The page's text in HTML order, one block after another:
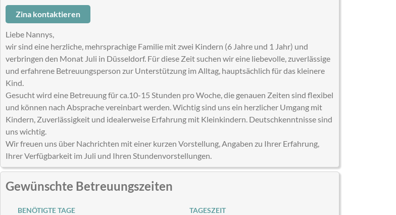
Zina kontaktieren
Liebe Nannys,
wir sind eine herzliche, mehrsprachige Familie mit zwei Kindern (6 Jahre und 1 Jahr) und
verbringen den Monat Juli in Düsseldorf. Für diese Zeit suchen wir eine liebevolle, zuverlässige
und erfahrene Betreuungsperson zur Unterstützung im Alltag, hauptsächlich für das kleinere
Kind.
Gesucht wird eine Betreuung für ca.10-15 Stunden pro Woche, die genauen Zeiten sind flexibel
und können nach Absprache vereinbart werden. Wichtig sind uns ein herzlicher Umgang mit
Kindern, Zuverlässigkeit und idealerweise Erfahrung mit Kleinkindern. Deutschkenntnisse sind
uns wichtig.
Wir freuen uns über Nachrichten mit einer kurzen Vorstellung, Angaben zu Ihrer Erfahrung,
Ihrer Verfügbarkeit im Juli und Ihren Stundenvorstellungen.
Gewünschte Betreuungszeiten
BENÖTIGTE TAGE TAGESZEIT